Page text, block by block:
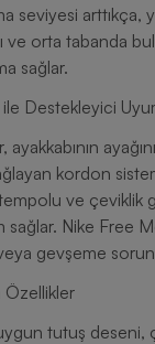
seviyesi
ve orta tabanda
sağlar.
ile Destekleyici
kordon
ve çeviklik
sağlar. Nike Free
gevşeme
Özellikler
tutuş